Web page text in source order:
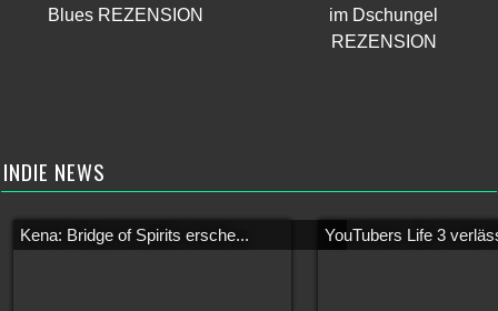
Blues REZENSION
im Dschungel
REZENSION
INDIE NEWS
Kena: Bridge of Spirits ersche... YouTubers Life 3